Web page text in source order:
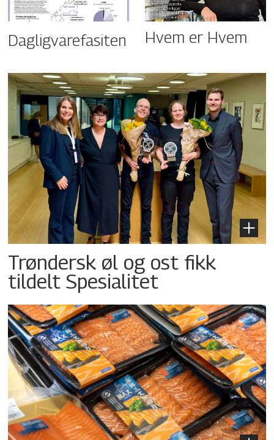
Dagligvarefasiten Hvem er Hvem
Trøndersk øl og ost fikk
tildelt Spesialitet